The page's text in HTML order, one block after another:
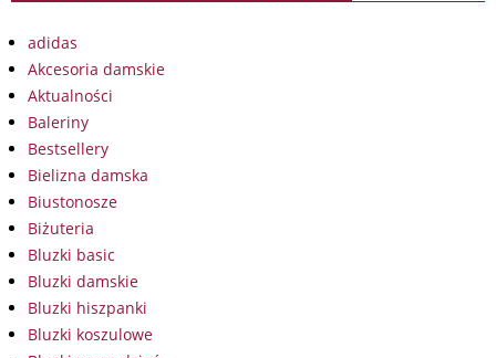
adidas
Akcesoria damskie
Aktualności
Baleriny
Bestsellery
Bielizna damska
Biustonosze
Biżuteria
Bluzki basic
Bluzki damskie
Bluzki hiszpanki
Bluzki koszulowe